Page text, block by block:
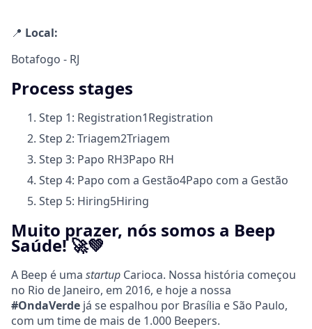
📍 Local:
Botafogo - RJ
Process stages
Step 1: Registration1Registration
Step 2: Triagem2Triagem
Step 3: Papo RH3Papo RH
Step 4: Papo com a Gestão4Papo com a Gestão
Step 5: Hiring5Hiring
Muito prazer, nós somos a Beep
Saúde! 🚀💚
A Beep é uma startup Carioca. Nossa história começou
no Rio de Janeiro, em 2016, e hoje a nossa
#OndaVerde já se espalhou por Brasília e São Paulo,
com um time de mais de 1.000 Beepers.